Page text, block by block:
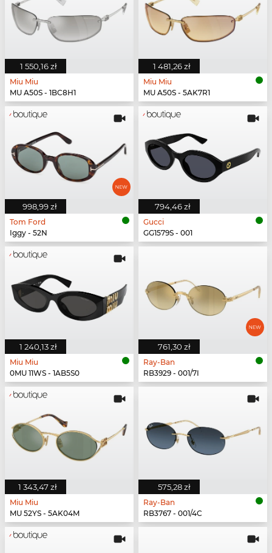
1 550,16 zł
Miu Miu
MU A50S - 1BC8H1
1 481,26 zł
Miu Miu
MU A50S - 5AK7R1
998,99 zł
Tom Ford
Iggy - 52N
794,46 zł
Gucci
GG1579S - 001
1 240,13 zł
Miu Miu
0MU 11WS - 1AB5S0
761,30 zł
Ray-Ban
RB3929 - 001/7I
1 343,47 zł
Miu Miu
MU 52YS - 5AK04M
575,28 zł
Ray-Ban
RB3767 - 001/4C